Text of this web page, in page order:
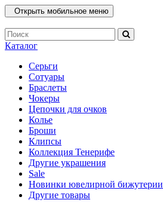
Открыть мобильное меню
Каталог
Серьги
Сотуары
Браслеты
Чокеры
Цепочки для очков
Колье
Броши
Клипсы
Коллекция Тенерифе
Другие украшения
Sale
Новинки ювелирной бижутерии
Другие товары